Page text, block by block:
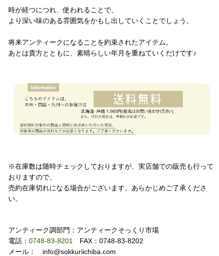
時が経つにつれ、使われることで、
より深い味のある雰囲気をかもし出していくことでしょう。
将来アンティークになることを約束されたアイテム。
あとは貴方とともに、素晴らしい年月を重ねていくだけです♪
※在庫数は随時チェックしておりますが、実店舗での販売も行って
おりますので、
売約在庫切れになる場合がございます。あらかじめご了承くださ
い。
アンティーク調部門：アンティークそっくり市場
電話： 0748-83-8201
FAX：0748-83-8202
メール： info@sokkuriichiba.com